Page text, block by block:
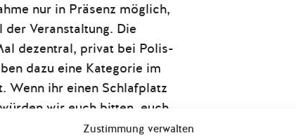
Zustimmung verwalten
nur in Präsenz möglich,
der Veranstaltung. Die
dezentral, privat bei Polis-
dazu eine Kategorie im
Wenn ihr einen Schlafplatz
wir euch bitten, euch
anzumelden, damit wir